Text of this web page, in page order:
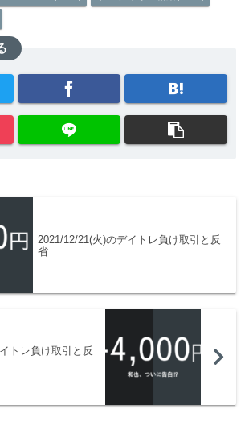
2021/12/21(火)のデイトレ負け取引と反
省
トレ負け取引と反